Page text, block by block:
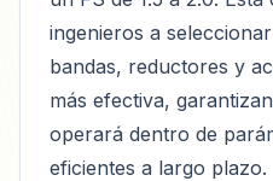
ingenieros a
bandas, reductores y
más efectiva,
operará dentro de
eficientes a largo plazo.